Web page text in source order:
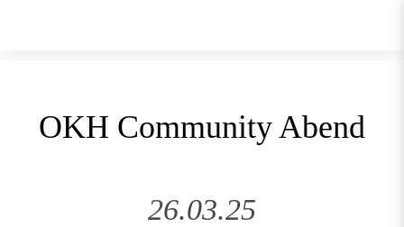
OKH Community Abend
26.03.25